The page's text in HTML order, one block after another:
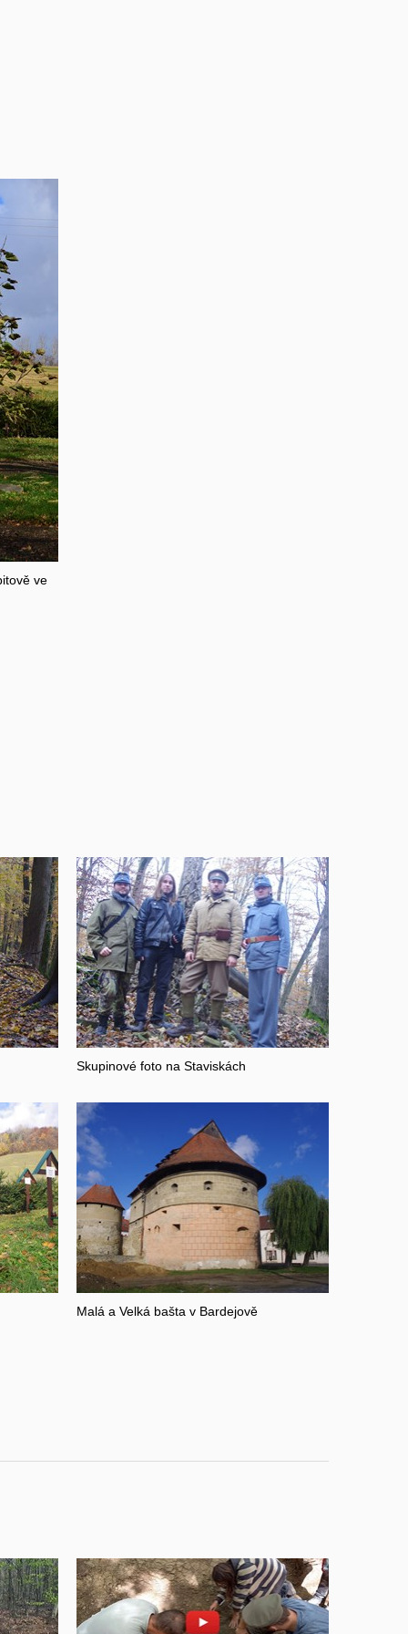
ve
Skupinové foto na Staviskách
Malá a Velká bašta v Bardejově